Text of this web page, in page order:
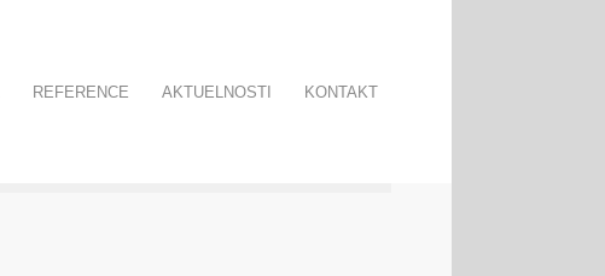
REFERENCE AKTUELNOSTI KONTAKT